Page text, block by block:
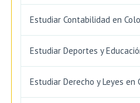
Estudiar Contabilidad en
Estudiar Deportes y
Estudiar Derecho y Leyes en